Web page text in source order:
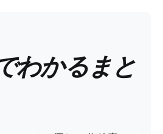
わかるまと